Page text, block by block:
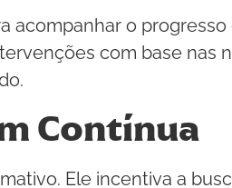
acompanhar o
com base nas
Contínua
Ele incentiva a